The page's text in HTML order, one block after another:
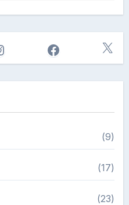
Facebook
X
(9)
(17)
(23)